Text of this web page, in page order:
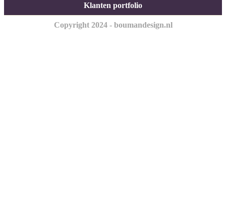
Klanten portfolio
Copyright 2024 - boumandesign.nl